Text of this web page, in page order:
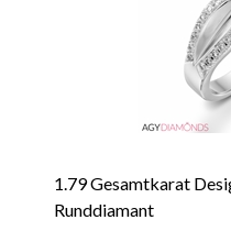
1.79 Gesamtkarat
Runddiamant